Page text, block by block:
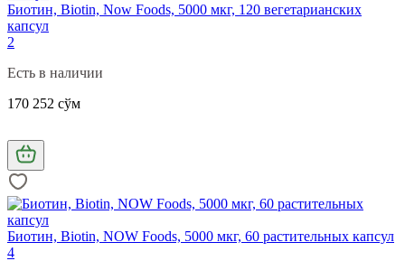
Биотин, Biotin, Now Foods, 5000 мкг, 120 вегетарианских
капсул
2
Есть в наличии
170 252 сўм
Биотин, Biotin, NOW Foods, 5000 мкг, 60 растительных капсул
4